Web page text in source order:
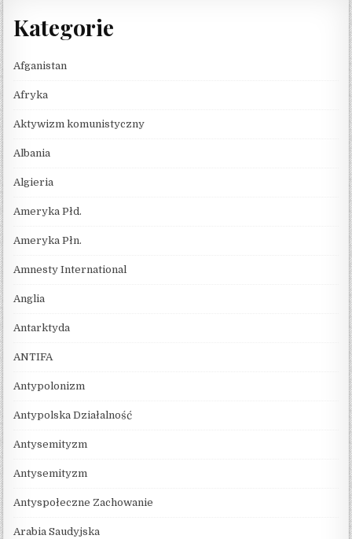
Kategorie
Afganistan
Afryka
Aktywizm komunistyczny
Albania
Algieria
Ameryka Płd.
Ameryka Płn.
Amnesty International
Anglia
Antarktyda
ANTIFA
Antypolonizm
Antypolska Działalność
Antysemityzm
Antysemityzm
Antyspołeczne Zachowanie
Arabia Saudyjska